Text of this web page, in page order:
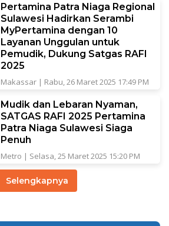
Pertamina Patra Niaga Regional
Sulawesi Hadirkan Serambi
MyPertamina dengan 10
Layanan Unggulan untuk
Pemudik, Dukung Satgas RAFI
2025
Makassar| Rabu, 26 Maret 2025 17:49 PM
Mudik dan Lebaran Nyaman,
SATGAS RAFI 2025 Pertamina
Patra Niaga Sulawesi Siaga
Penuh
Metro | Selasa, 25 Maret 2025 15:20 PM
Selengkapnya